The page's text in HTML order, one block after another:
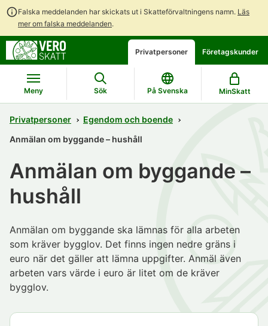
Falska meddelanden har skickats ut i Skatteförvaltningens namn. Läs
mer om falska meddelanden.
Gå
direkt
till
innehållet
Gå
till
hela
webbplatsens
sökning
Öppna
en
chattbot-
diskussion
Privatpersoner Företagskunder
Meny Sök På Svenska MinSkatt
Privatpersoner
Egendom och boende
Anmälan om byggande – hushåll
Anmälan om byggande –
hushåll
Anmälan om byggande ska lämnas för alla arbeten
som kräver bygglov. Det finns ingen nedre gräns i
euro när det gäller att lämna uppgifter. Anmäl även
arbeten vars värde i euro är litet om de kräver
bygglov.